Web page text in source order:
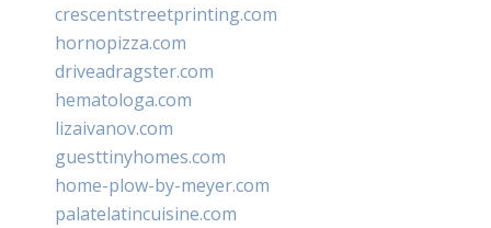
crescentstreetprinting.com
hornopizza.com
driveadragster.com
hematologa.com
lizaivanov.com
guesttinyhomes.com
home-plow-by-meyer.com
palatelatincuisine.com